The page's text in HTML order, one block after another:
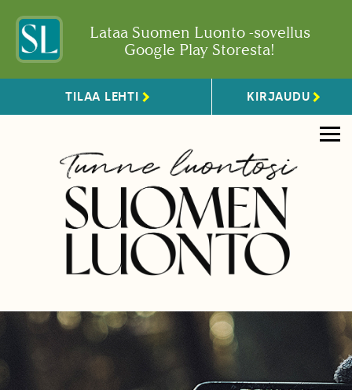
Lataa Suomen Luonto -sovellus
Google Play Storesta!
TILAA LEHTI KIRJAUDU